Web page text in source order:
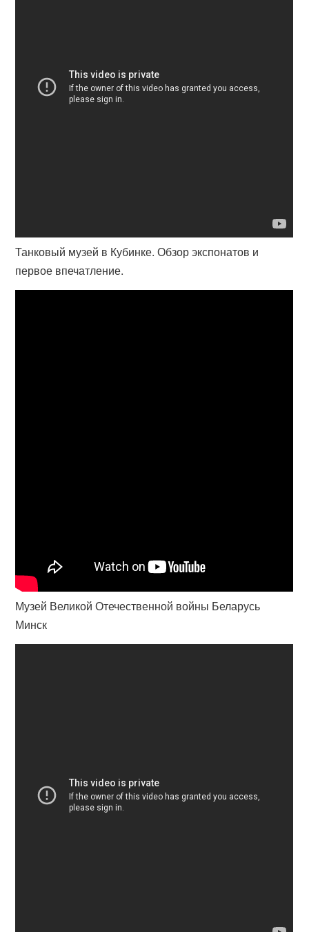
Танковый музей в Кубинке. Обзор экспонатов и
первое впечатление.
Музей Великой Отечественной войны Беларусь
Минск